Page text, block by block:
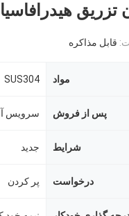
تزریق
قابل مذاکره
مواد SUS304
پس از فروش سرویس
شرایط جدید
درخواست پر كردن